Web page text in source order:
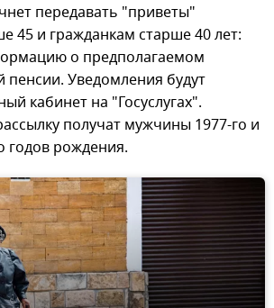
передавать "приветы"
45 и гражданкам старше 40 лет:
о предполагаемом
пенсии. Уведомления будут
кабинет на "Госуслугах".
получат мужчины 1977-го и
рождения.